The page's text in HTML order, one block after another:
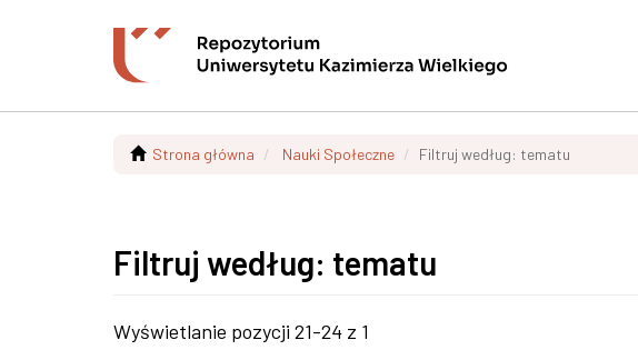
Strona główna Nauki Społeczne Filtruj według: tematu
Filtruj według: tematu
Wyświetlanie pozycji 21-24 z 1